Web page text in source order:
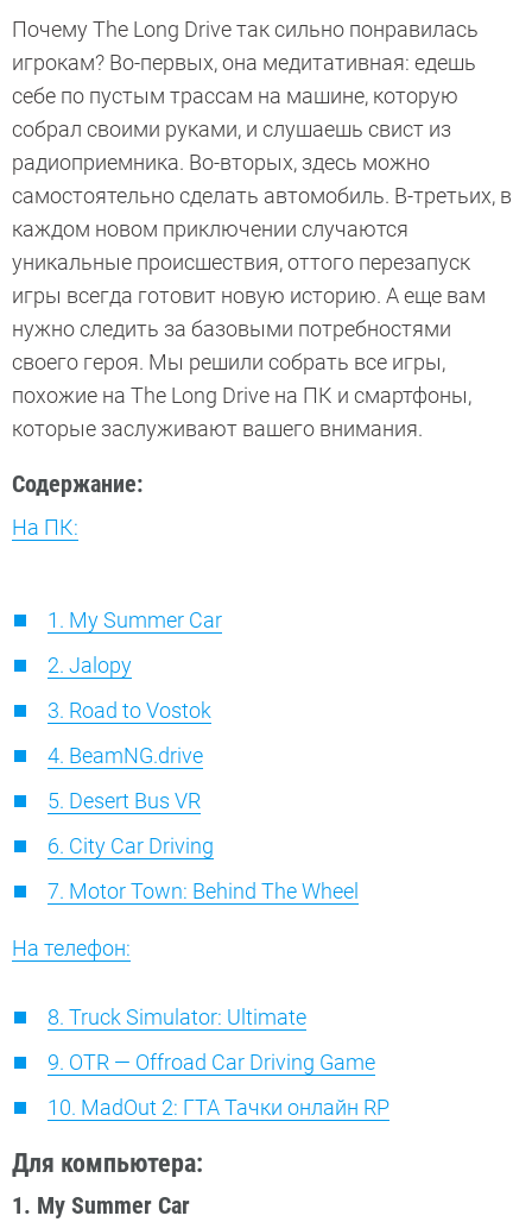
Почему The Long Drive так сильно понравилась
игрокам? Во-первых, она медитативная: едешь
себе по пустым трассам на машине, которую
собрал своими руками, и слушаешь свист из
радиоприемника. Во-вторых, здесь можно
самостоятельно сделать автомобиль. В-третьих, в
каждом новом приключении случаются
уникальные происшествия, оттого перезапуск
игры всегда готовит новую историю. А еще вам
нужно следить за базовыми потребностями
своего героя. Мы решили собрать все игры,
похожие на The Long Drive на ПК и смартфоны,
которые заслуживают вашего внимания.
Содержание:
На ПК:
1. My Summer Car
2. Jalopy
3. Road to Vostok
4. BeamNG.drive
5. Desert Bus VR
6. City Car Driving
7. Motor Town: Behind The Wheel
На телефон:
8. Truck Simulator: Ultimate
9. OTR — Offroad Car Driving Game
10. MadOut 2: ГТА Тачки онлайн RP
Для компьютера:
1. My Summer Car